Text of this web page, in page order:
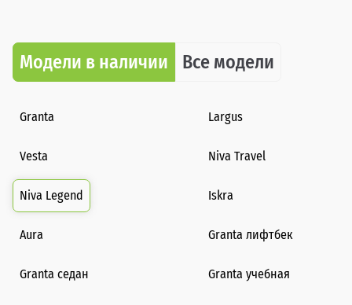
Модели в наличии Все модели
Granta Largus
Vesta Niva Travel
Niva Legend Iskra
Aura Granta лифтбек
Granta седан Granta учебная